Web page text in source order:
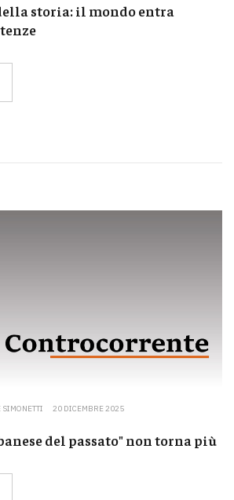
storia: il mondo entra
SIMONETTI 20 DICEMBRE 2025
del passato" non torna più